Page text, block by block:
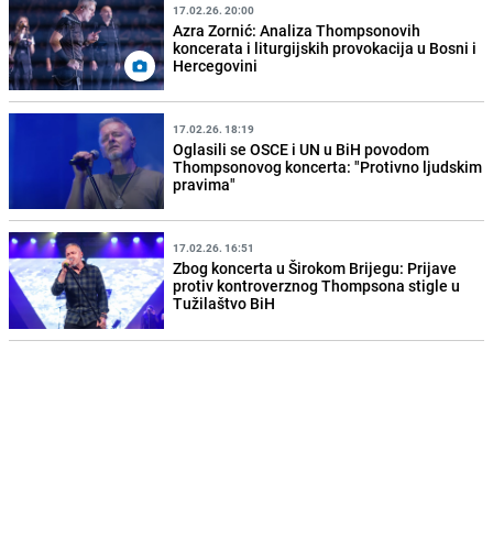
17.02.26. 20:00
Azra Zornić: Analiza Thompsonovih
koncerata i liturgijskih provokacija u Bosni i
Hercegovini
17.02.26. 18:19
Oglasili se OSCE i UN u BiH povodom
Thompsonovog koncerta: "Protivno ljudskim
pravima"
17.02.26. 16:51
Zbog koncerta u Širokom Brijegu: Prijave
protiv kontroverznog Thompsona stigle u
Tužilaštvo BiH